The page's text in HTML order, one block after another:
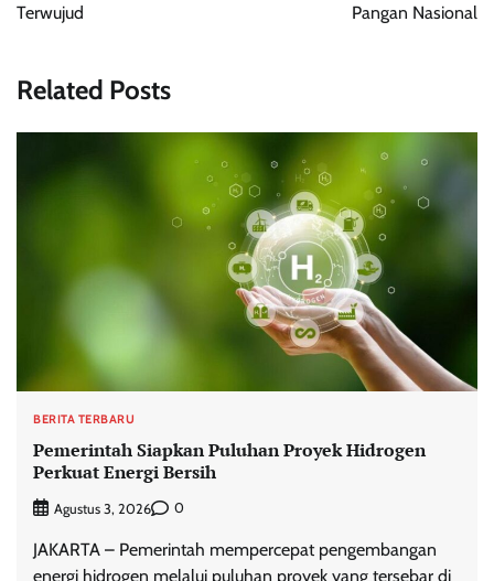
Terwujud
Pangan Nasional
Related Posts
BERITA TERBARU
Pemerintah Siapkan Puluhan Proyek Hidrogen
Perkuat Energi Bersih
Agustus 3, 2026 0
JAKARTA – Pemerintah mempercepat pengembangan
energi hidrogen melalui puluhan proyek yang tersebar di